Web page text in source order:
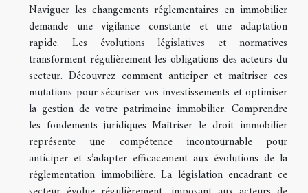
Naviguer les changements réglementaires en immobilier
demande une vigilance constante et une adaptation
rapide. Les évolutions législatives et normatives
transforment régulièrement les obligations des acteurs du
secteur. Découvrez comment anticiper et maîtriser ces
mutations pour sécuriser vos investissements et optimiser
la gestion de votre patrimoine immobilier. Comprendre
les fondements juridiques Maîtriser le droit immobilier
représente une compétence incontournable pour
anticiper et s’adapter efficacement aux évolutions de la
réglementation immobilière. La législation encadrant ce